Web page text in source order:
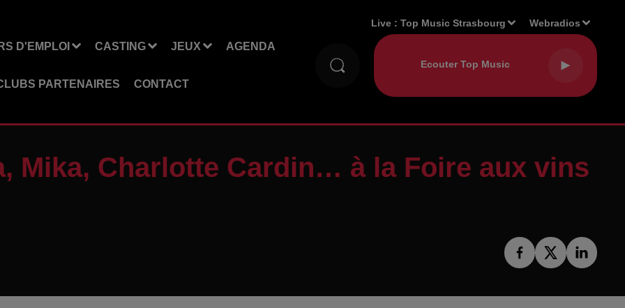
D'EMPLOI CASTING JEUX AGENDA
PARTENAIRES CONTACT
Live :Top Music Strasbourg Webradios
Mika, Charlotte Cardin… à la Foire aux vins